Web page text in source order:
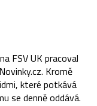
FSV UK pracoval
Kromě
které potkává
se denně oddává.